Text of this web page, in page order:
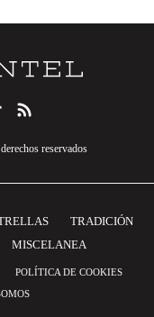
reservados
TRADICIÓN
MISCELANEA
POLÍTICA DE COOKIES